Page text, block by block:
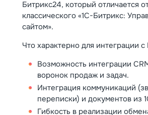
Битрикс24, который отличается
классического «1С-Битрикс:
сайтом».
Что характерно для интеграции с
Возможность интеграции
воронок продаж и задач.
Интеграция коммуникаций
переписки) и документов из
Гибкость в реализации